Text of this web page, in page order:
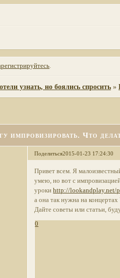
.
узнать, но боялись спросить »
импровизировать. Что
Поделиться2015-01-23 17:24:30
Привет всем. Я
умею, но вот с
урокиhttp://lookandplay.net/
а она так нужна на
Дайте советы или статьи,
0